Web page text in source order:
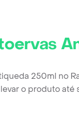
250ml no
o produto até